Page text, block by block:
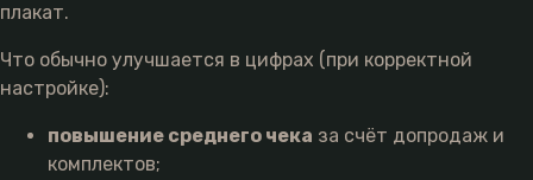
плакат.
Что обычно улучшается в цифрах (при корректной
настройке):
повышение среднего чека за счёт допродаж и
комплектов;